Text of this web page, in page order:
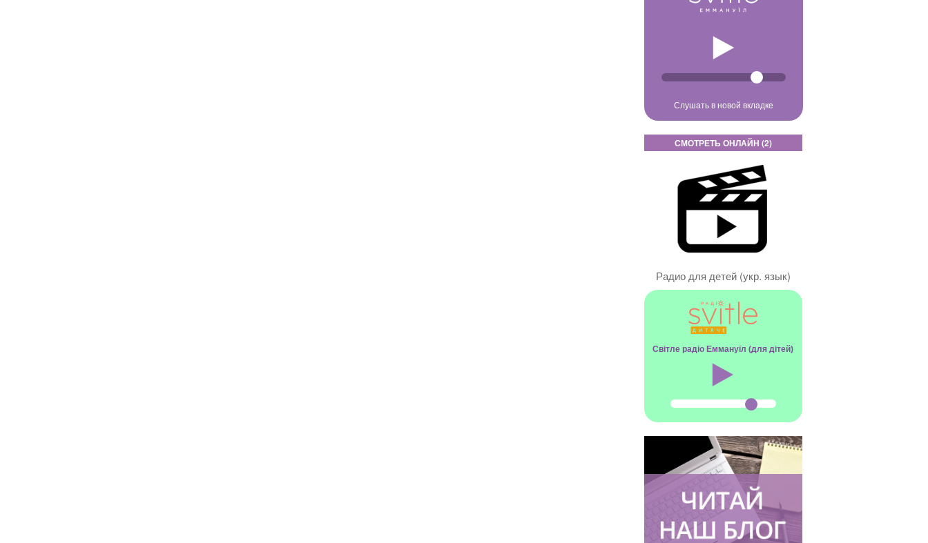
Слушать в новой вкладке
СМОТРЕТЬ ОНЛАЙН (2)
Радио для детей (укр. язык)
Світле радіо Еммануїл (для дітей)